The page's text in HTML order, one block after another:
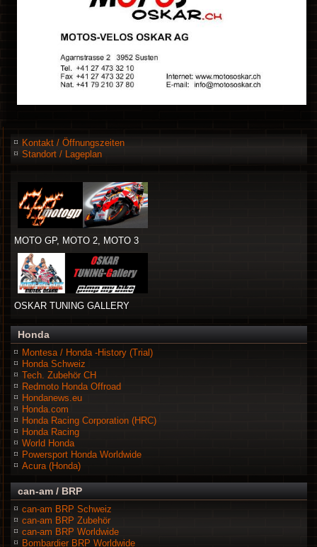
Kontakt / Öffnungszeiten
Standort / Lageplan
MOTO GP, MOTO 2, MOTO 3
OSKAR TUNING GALLERY
Honda
Montesa / Honda -History (Trial)
Honda Schweiz
Tech. Zubehör CH
Redmoto Honda Offroad
Hondanews.eu
Honda.com
Honda Racing Corporation (HRC)
Honda Racing
World Honda
Powersport Honda Worldwide
Acura (Honda)
can-am / BRP
can-am BRP Schweiz
can-am BRP Zubehör
can-am BRP Worldwide
Bombardier BRP Worldwide